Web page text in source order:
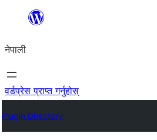
सामग्रीमा
नेपाली
वर्डप्रेस प्राप्त गर्नुहोस्
Plugin Directory